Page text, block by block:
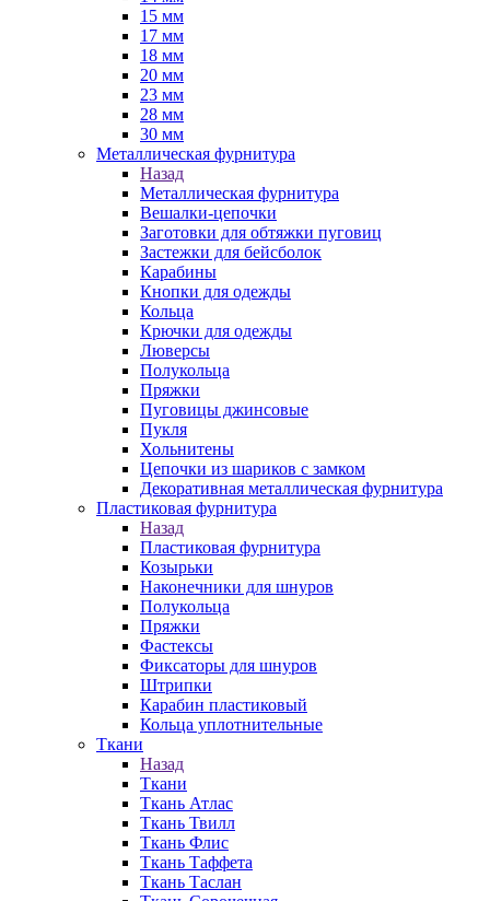
15 мм
17 мм
18 мм
20 мм
23 мм
28 мм
30 мм
Металлическая фурнитура
Назад
Металлическая фурнитура
Вешалки-цепочки
Заготовки для обтяжки пуговиц
Застежки для бейсболок
Карабины
Кнопки для одежды
Кольца
Крючки для одежды
Люверсы
Полукольца
Пряжки
Пуговицы джинсовые
Пукля
Хольнитены
Цепочки из шариков с замком
Декоративная металлическая фурнитура
Пластиковая фурнитура
Назад
Пластиковая фурнитура
Козырьки
Наконечники для шнуров
Полукольца
Пряжки
Фастексы
Фиксаторы для шнуров
Штрипки
Карабин пластиковый
Кольца уплотнительные
Ткани
Назад
Ткани
Ткань Атлас
Ткань Твилл
Ткань Флис
Ткань Таффета
Ткань Таслан